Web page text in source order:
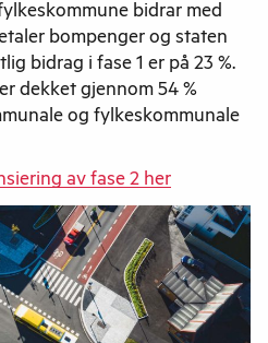
bidrar med
bompenger og staten
bidrag i fase 1 er på 23 %.
dekket gjennom 54 %
og fylkeskommunale
av fase 2 her